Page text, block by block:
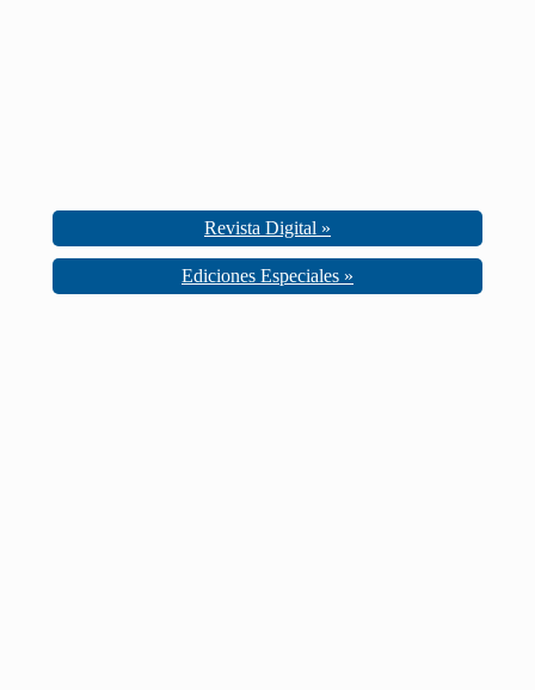
Revista Digital »
Ediciones Especiales »